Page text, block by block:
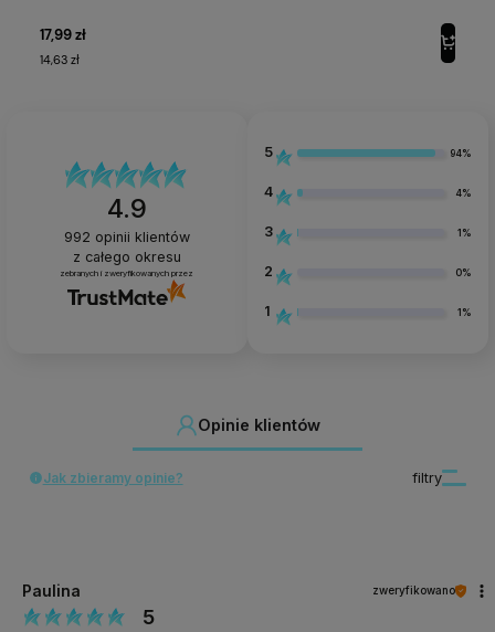
17,99 zł
14,63 zł
4.9
992 opinii klientów
z całego okresu
zebranych i zweryfikowanych przez
5 94%
4 4%
3 1%
2 0%
1 1%
Opinie klientów
filtry
Jak zbieramy opinie?
Paulina zweryfikowano
5